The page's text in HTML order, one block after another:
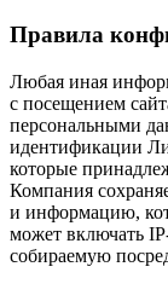
Правила
Любая иная
с посещением
персональными
идентификации
которые
Компания
и информацию,
может включать
собираемую